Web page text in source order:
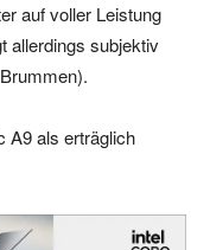
auf voller Leistung
allerdings subjektiv
A9 als erträglich